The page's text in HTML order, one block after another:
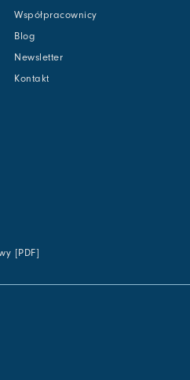
Współpracownicy
Blog
Newsletter
Kontakt
[PDF]